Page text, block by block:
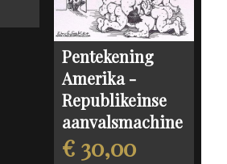
Pentekening
Amerika -
Republikeinse
aanvalsmachine
€ 30,00